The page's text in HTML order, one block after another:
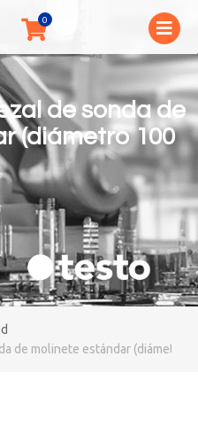
de sonda de
(diámetro 100
de molinete estándar (diámetro